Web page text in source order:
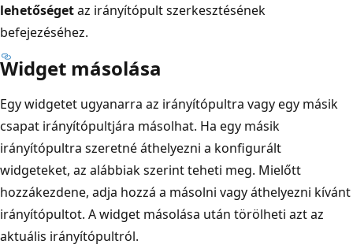
lehetőségetaz irányítópult szerkesztésének
befejezéséhez.
Widget másolása
Egy widgetet ugyanarra az irányítópultra vagy egy másik
csapat irányítópultjára másolhat. Ha egy másik
irányítópultra szeretné áthelyezni a konfigurált
widgeteket, az alábbiak szerint teheti meg. Mielőtt
hozzákezdene, adja hozzá a másolni vagy áthelyezni kívánt
irányítópultot. A widget másolása után törölheti azt az
aktuális irányítópultról.